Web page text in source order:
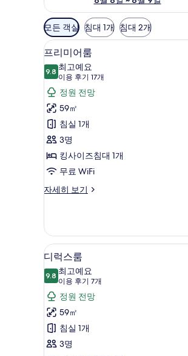
객
실
에
사
용
가
능
한
필
터
모든 객실 침대 1개 침대 2개
프
리
미
어
룸
사
진
모
두
보
5
프리미어룸
9.89.8점 만점 중 10점
최고예요
이용 후기 17개
(이
용
후
기
17
개)
정원 전망
59㎡
침실 1개
3명
킹사이즈침대 1개
무료 WiFi
자세히 보기
프
룸
자
세
히
보
디
럭
스
룸
사
진
모
5
디럭스룸
9.89.8점 만점 중 10점
최고예요
이용 후기 7개
(이
용
후
기
7
개)
정원 전망
59㎡
침실 1개
3명